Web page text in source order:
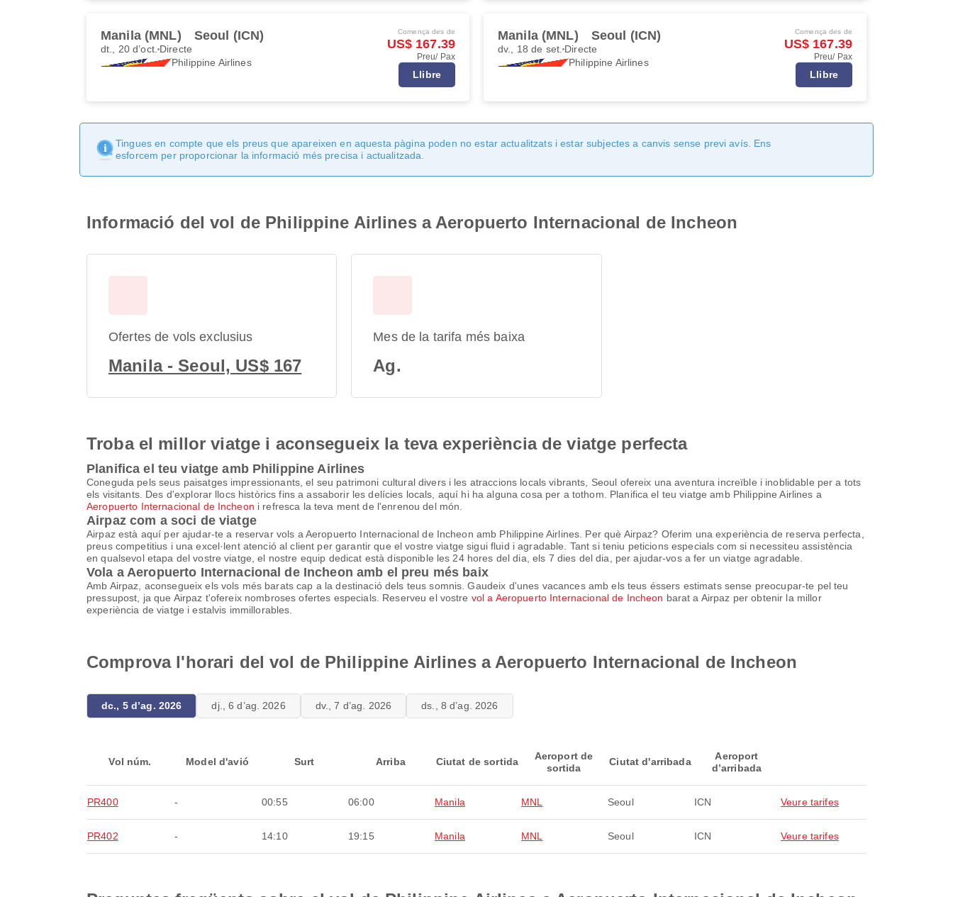
Manila (MNL) Seoul (ICN)
dt., 20 d’oct. Directe
Philippine Airlines
Comença des de
US$ 167.39
Preu/ Pax
Llibre
Manila (MNL) Seoul (ICN)
dv., 18 de set. Directe
Philippine Airlines
Comença des de
US$ 167.39
Preu/ Pax
Llibre
Tingues en compte que els preus que apareixen en aquesta pàgina poden no estar actualitzats i estar subjectes a canvis sense previ avís. Ens
esforcem per proporcionar la informació més precisa i actualitzada.
Informació del vol de Philippine Airlines a Aeropuerto Internacional de Incheon
Ofertes de vols exclusius
Manila - Seoul, US$ 167
Mes de la tarifa més baixa
Ag.
Troba el millor viatge i aconsegueix la teva experiència de viatge perfecta
Planifica el teu viatge amb Philippine Airlines
Coneguda pels seus paisatges impressionants, el seu patrimoni cultural divers i les atraccions locals vibrants, Seoul ofereix una aventura increïble i inoblidable per a tots
els visitants. Des d'explorar llocs històrics fins a assaborir les delícies locals, aquí hi ha alguna cosa per a tothom. Planifica el teu viatge amb Philippine Airlines a
Aeropuerto Internacional de Incheon i refresca la teva ment de l'enrenou del món.
Airpaz com a soci de viatge
Airpaz està aquí per ajudar-te a reservar vols a Aeropuerto Internacional de Incheon amb Philippine Airlines. Per què Airpaz? Oferim una experiència de reserva perfecta,
preus competitius i una excel·lent atenció al client per garantir que el vostre viatge sigui fluid i agradable. Tant si teniu peticions especials com si necessiteu assistència
en qualsevol etapa del vostre viatge, el nostre equip dedicat està disponible les 24 hores del dia, els 7 dies del dia, per ajudar-vos a fer un viatge agradable.
Vola a Aeropuerto Internacional de Incheon amb el preu més baix
Amb Airpaz, aconsegueix els vols més barats cap a la destinació dels teus somnis. Gaudeix d'unes vacances amb els teus éssers estimats sense preocupar-te pel teu
pressupost, ja que Airpaz t'ofereix nombroses ofertes especials. Reserveu el vostre vol a Aeropuerto Internacional de Incheon barat a Airpaz per obtenir la millor
experiència de viatge i estalvis immillorables.
Comprova l'horari del vol de Philippine Airlines a Aeropuerto Internacional de Incheon
dc., 5 d’ag. 2026 dj., 6 d’ag. 2026 dv., 7 d’ag. 2026 ds., 8 d’ag. 2026
Vol núm. Model d'avió Surt Arriba Ciutat de sortida
Aeroport de
sortida
Ciutat d'arribada
Aeroport
d’arribada
PR400 - 00:55 06:00 Manila MNL Seoul ICN Veure tarifes
PR402 - 14:10 19:15 Manila MNL Seoul ICN Veure tarifes